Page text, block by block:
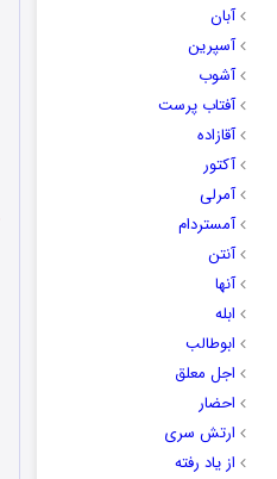
آبان
آسپرین
آشوب
آفتاب پرست
آقازاده
آکتور
آمرلی
آمستردام
آنتن
آنها
ابله
ابوطالب
اجل معلق
احضار
ارتش سری
از یاد رفته